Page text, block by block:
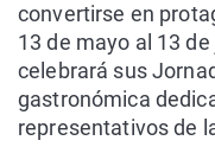
convertirse en
13 de mayo al 13
celebrará sus
gastronómica
representativos de